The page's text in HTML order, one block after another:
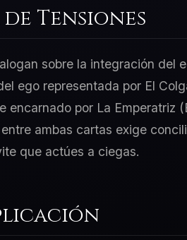
Tensiones
sobre la integración del
ego representada por El
encarnado por La Emperatriz
ambas cartas exige
que actúes a ciegas.